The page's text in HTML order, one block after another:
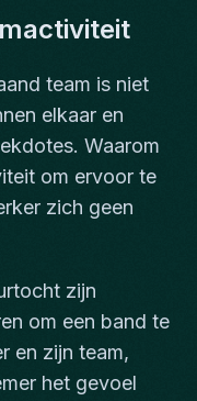
team is niet
elkaar en
Waarom
om ervoor te
zich geen
zijn
om een band te
en zijn team,
het gevoel